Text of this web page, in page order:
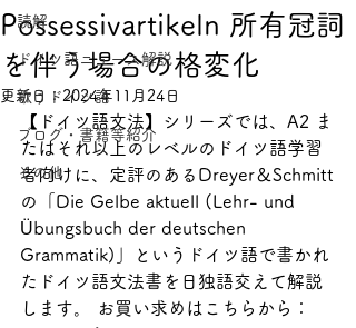
読解
ドイツ語ニュース解説
歌うドイツ語
ブログ・書籍等紹介
その他
Possessivartikeln 所有冠詞
を伴う場合の格変化
更新日：2024年11月24日
【ドイツ語文法】シリーズでは、A2 ま
たはそれ以上のレベルのドイツ語学習
者向けに、定評のあるDreyer＆Schmitt
の「Die Gelbe aktuell (Lehr- und
Übungsbuch der deutschen
Grammatik)」というドイツ語で書かれ
たドイツ語文法書を日独語交えて解説
します。 お買い求めはこちらから：